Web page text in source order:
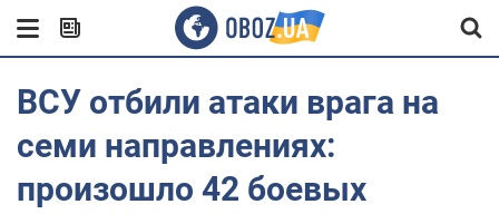
ВСУ отбили атаки врага на
семи направлениях:
произошло 42 боевых